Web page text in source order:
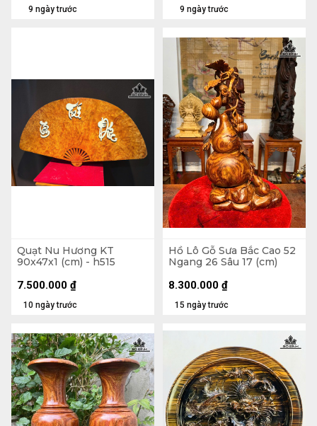
9 ngày trước 9 ngày trước
Quạt Nu Hương KT
90x47x1 (cm) - h515
10 ngày trước
7.500.000 ₫
Hồ Lô Gỗ Sưa Bắc Cao 52
Ngang 26 Sâu 17 (cm)
15 ngày trước
8.300.000 ₫